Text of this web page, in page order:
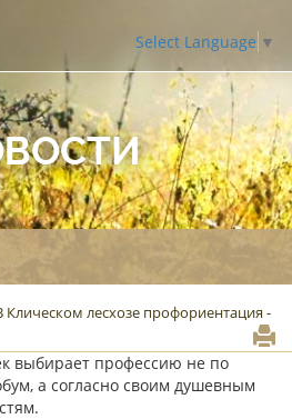
Select Language ▼
Клическом лесхозе профориентация -
выбирает профессию не по
а согласно своим душевным